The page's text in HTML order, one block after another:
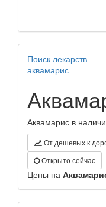
Поиск лекарств
аквамарис
Аквамарис в
От дешевых к
Открыто сейчас
Цены на